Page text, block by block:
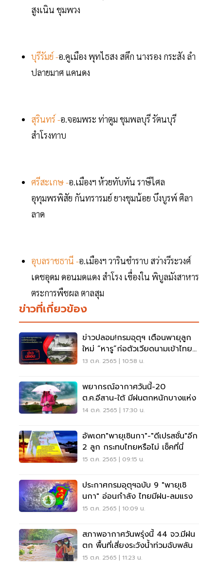
สูงเนิน ชุมพวง
บุรีรัมย์ -อ.คูเมือง พุทไธสง สตึก นางรอง กระสัง ลำ
ปลายมาศ แคนดง
สุรินทร์ -อ.จอมพระ ท่าตูม ชุมพลบุรี รัตนบุรี
สำโรงทาบ
ศรีสะเกษ -อ.เมืองฯ ห้วยทับทัน ราษีไศล
อุทุมพรพิสัย กันทรารมย์ ยางชุมน้อย บึงบูรพ์ ศิลา
ลาด
อุบลราชธานี -อ.เมืองฯ วารินชำราบ สว่างวีระวงศ์
เดชอุดม ดอนมดแดง สำโรง เขื่องใน พิบูลมังสาหาร
ตระการพืชผล ตาลสุม
ข่าวที่เกี่ยวข้อง
ข่าวปลอม!กรมอุตุฯ เตือนพายุลูก
ใหม่ “หารู”ก่อตัวเวียดนามเข้าไทย
2-3 วัน
13 ต.ค. 2565 | 10:58 น.
พยากรณ์อากาศวันนี้-20
ต.ค.อีสาน-ใต้ มีฝนตกหนักบางแห่ง
14 ต.ค. 2565 | 17:30 น.
อัพเดท"พายุเซินกา"-"ดีเปรสชั่น"อีก
2 ลูก กระทบไทยหรือไม่ เช็คที่นี่
15 ต.ค. 2565 | 09:15 น.
ประกาศกรมอุตุฯฉบับ 9 "พายุเซิ
นกา" อ่อนกำลัง ไทยมีฝน-ลมแรง
15 ต.ค. 2565 | 10:09 น.
สภาพอากาศวันพรุ่งนี้ 44 จว.มีฝน
ตก พื้นที่เสี่ยงระวังน้ำท่วมฉับพลัน
15 ต.ค. 2565 | 11:23 น.